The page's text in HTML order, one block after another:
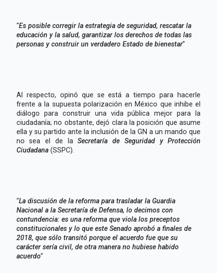
“Es posible corregir la estrategia de seguridad, rescatar la
educación y la salud, garantizar los derechos de todas las
personas y construir un verdadero Estado de bienestar”
Al respecto, opinó que se está a tiempo para hacerle
frente a la supuesta polarización en México que inhibe el
diálogo para construir una vida pública mejor para la
ciudadanía; no obstante, dejó clara la posición que asume
ella y su partido ante la inclusión de la GN a un mando que
no sea el de laSecretaría de Seguridad y Protección
Ciudadana(SSPC).
“La discusión de la reforma para trasladar la Guardia
Nacional a la Secretaría de Defensa, lo decimos con
contundencia: es una reforma que viola los preceptos
constitucionales y lo que este Senado aprobó a finales de
2018, que sólo transitó porque el acuerdo fue que su
carácter sería civil, de otra manera no hubiese habido
acuerdo”